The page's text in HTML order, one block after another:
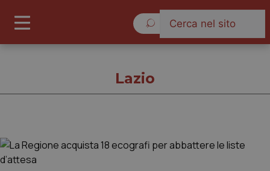
Lazio